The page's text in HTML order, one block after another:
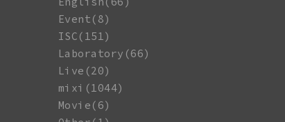
Event(8)
ISC(151)
Laboratory(66)
Live(20)
mixi(1044)
Movie(6)